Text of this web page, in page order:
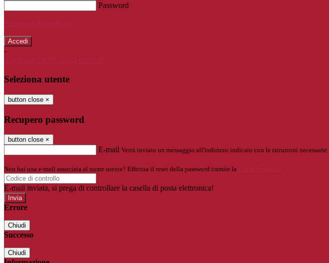
Password
Password dimenticata?
-
Entra con SPID
Entra con CIE
Seleziona utente
button close ×
Recupero password
button close ×
E-mail Verrà inviato un messaggio all'indirizzo indicato con le istruzioni necessarie.
Non hai una e-mail associata al nome utente? Effettua il reset della password tramite la Login Spaggiari
E-mail inviata, si prega di controllare la casella di posta elettronica!
Errore
Chiudi
Successo
Chiudi